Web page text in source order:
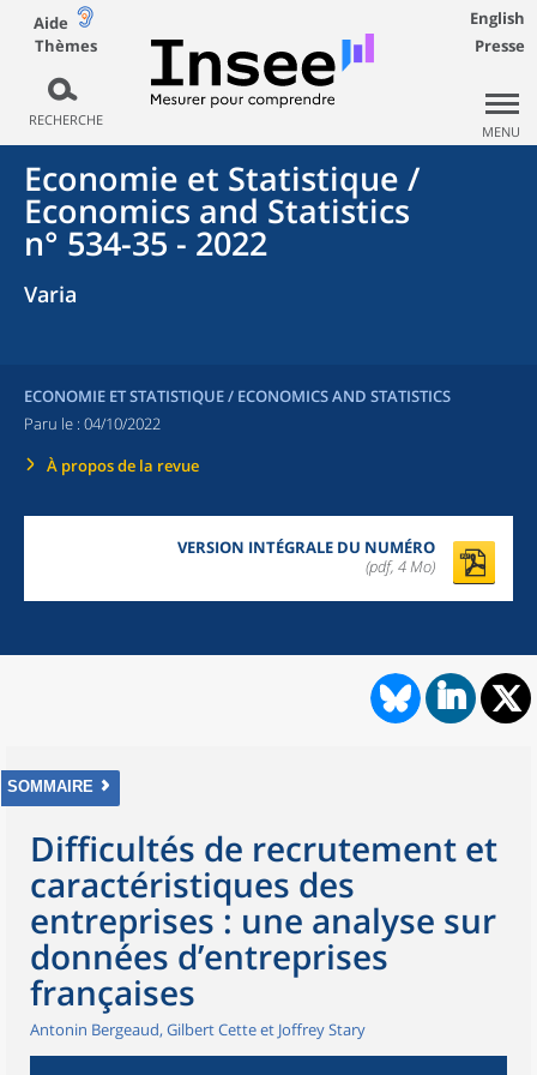
Aide
Thèmes
RECHERCHE
English
Presse
MENU
Economie et Statistique /
Economics and Statistics
n° 534-35 - 2022
Varia
ECONOMIE ET STATISTIQUE / ECONOMICS AND STATISTICS
Paru le : 04/10/2022
À propos de la revue
VERSION INTÉGRALE DU NUMÉRO
(pdf, 4 Mo)
SOMMAIRE
Difficultés de recrutement et
caractéristiques des
entreprises : une analyse sur
données d’entreprises
françaises
Antonin Bergeaud, Gilbert Cette et Joffrey Stary